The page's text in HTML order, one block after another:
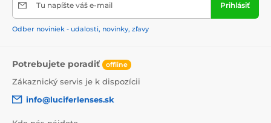
Tu napíšte váš e-mail Prihlásiť
Odber noviniek - udalosti, novinky, zľavy
Potrebujete poradiť offline
Zákaznický servis je k dispozícii
info@luciferlenses.sk